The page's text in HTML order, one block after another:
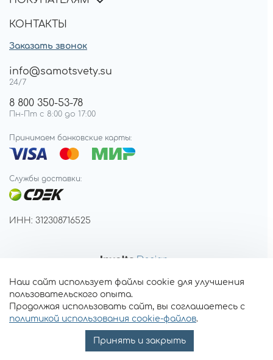
КОНТАКТЫ
Заказать звонок
info@samotsvety.su
24/7
8 800 350-53-78
Пн-Пт с 8:00 до 17:00
Принимаем банковские карты:
Службы доставки:
ИНН: 312308716525
Наш сайт использует файлы cookie для улучшения
пользовательского опыта.
Продолжая использовать сайт, вы соглашаетесь с
политикой использования cookie-файлов.
Принять и закрыть